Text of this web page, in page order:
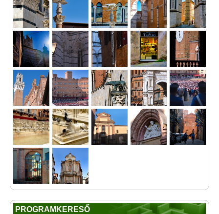
PROGRAMKERESŐ